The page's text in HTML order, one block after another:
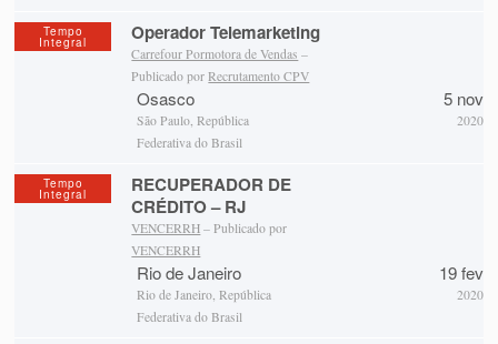
Tempo
Integral Operador Telemarketing
Carrefour Pormotora de Vendas –
Publicado porRecrutamento CPV
Osasco
São Paulo, República
Federativa do Brasil
5 nov
2020
Tempo
Integral
RECUPERADOR DE
CRÉDITO – RJ
VENCERRH – Publicado por
VENCERRH
Rio de Janeiro
Rio de Janeiro, República
Federativa do Brasil
19 fev
2020